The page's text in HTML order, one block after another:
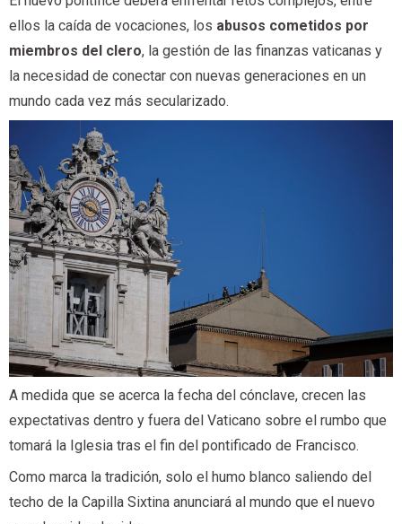
ellos la caída de vocaciones, los abusos cometidos por
miembros del clero, la gestión de las finanzas vaticanas y
la necesidad de conectar con nuevas generaciones en un
mundo cada vez más secularizado.
A medida que se acerca la fecha del cónclave, crecen las
expectativas dentro y fuera del Vaticano sobre el rumbo que
tomará la Iglesia tras el fin del pontificado de Francisco.
Como marca la tradición, solo el humo blanco saliendo del
techo de la Capilla Sixtina anunciará al mundo que el nuevo